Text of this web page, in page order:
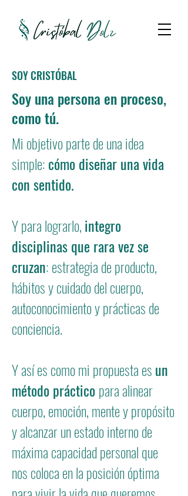
SOY CRISTÓBAL
Soy una persona en proceso,
como tú.
Mi objetivo parte de una idea
simple:cómo diseñar una vida
con sentido.
Y para lograrlo,integro
disciplinas que rara vez se
cruzan:estrategia de producto,
hábitos y cuidado del cuerpo,
autoconocimiento y prácticas de
conciencia.
Y así es como mi propuesta esun
método prácticopara alinear
cuerpo, emoción, mente y propósito
y alcanzar un estado interno de
máxima capacidad personal que
nos coloca en la posición óptima